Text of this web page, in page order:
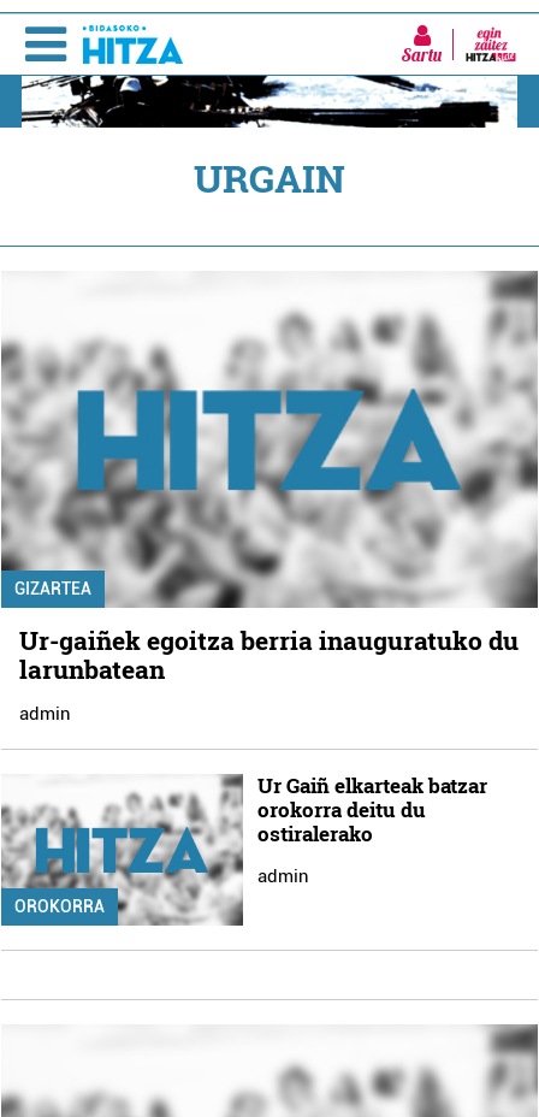
Sartu
URGAIN
GIZARTEA
Ur-gaiñek egoitza berria inauguratuko du
larunbatean
admin
OROKORRA
Ur Gaiñ elkarteak batzar
orokorra deitu du
ostiralerako
admin